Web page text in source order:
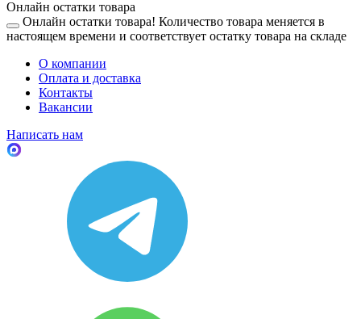
Онлайн остатки товара
Онлайн остатки товара! Количество товара меняется в
настоящем времени и соответствует остатку товара на складе
О компании
Оплата и доставка
Контакты
Вакансии
Написать нам